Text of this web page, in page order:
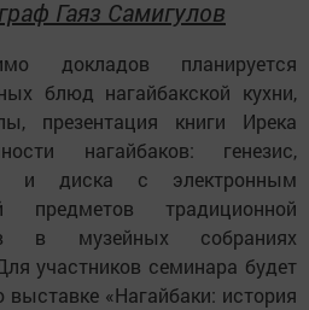
Гаяз Самигулов
докладов планируется
блюд нагайбакской кухни,
презентация книги Ирека
нагайбаков: генезис,
и диска с электронным
предметов традиционной
в музейных собраниях
участников семинара будет
выставке «Нагайбаки: история